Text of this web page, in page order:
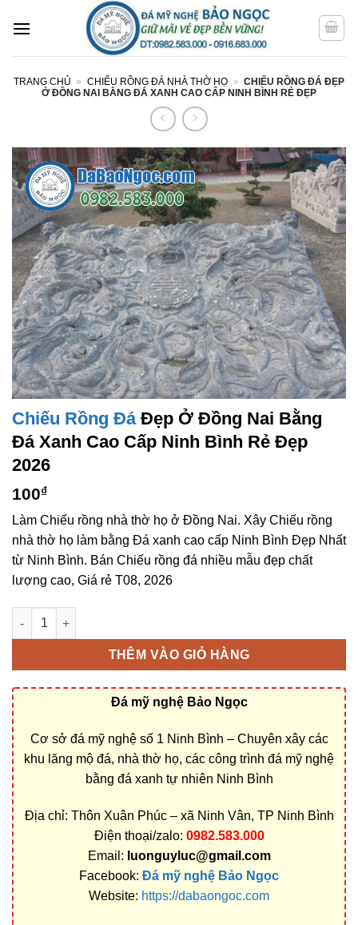
qua
TRANG CHỦ » CHIẾU RỒNG ĐÁ NHÀ THỜ HỌ » CHIẾU RỒNG ĐÁ ĐẸP
Ở ĐỒNG NAI BẰNG ĐÁ XANH CAO CẤP NINH BÌNH RẺ ĐẸP
Chiếu Rồng ĐáĐẹp Ở Đồng Nai Bằng
Đá Xanh Cao Cấp Ninh Bình Rẻ Đẹp
2026
100₫
Làm Chiếu rồng nhà thờ họ ở Đồng Nai. Xây Chiếu rồng
nhà thờ họ làm bằng Đá xanh cao cấp Ninh Bình Đẹp Nhất
từ Ninh Bình. Bán Chiếu rồng đá nhiều mẫu đẹp chất
lượng cao, Giá rẻ T08, 2026
Chiếu rồng đá đẹp ở Đồng Nai bằng Đá xanh cao cấp Ninh
THÊM VÀO GIỎ HÀNG
Đá mỹ nghệ Bảo Ngọc
Cơ sở đá mỹ nghệ số 1 Ninh Bình – Chuyên xây các
khu lăng mộ đá, nhà thờ họ, các công trình đá mỹ nghệ
bằng đá xanh tự nhiên Ninh Bình
Địa chỉ: Thôn Xuân Phúc – xã Ninh Vân, TP Ninh Bình
Điện thoại/zalo: 0982.583.000
Email: luonguyluc@gmail.com
Facebook: Đá mỹ nghệ Bảo Ngọc
Website: https://dabaongoc.com